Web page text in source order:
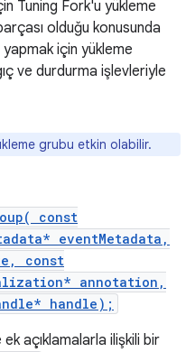
Tuning Fork'u yükleme
olduğu konusunda
için yükleme
ve durdurma işlevleriyle
grubu etkin olabilir.
const
eventMetadata,
const
annotation,
handle);
açıklamalarla ilişkili bir